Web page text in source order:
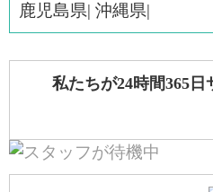
鹿児島県 沖縄県
私たちが24時間365